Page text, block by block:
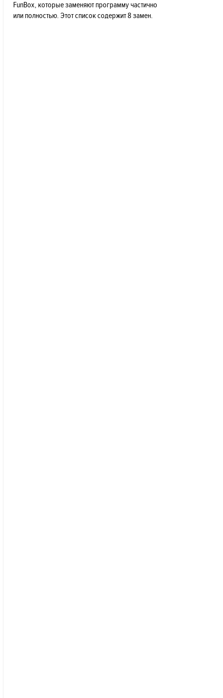
FunBox, которые заменяют программу частично
или полностью. Этот список содержит 8 замен.